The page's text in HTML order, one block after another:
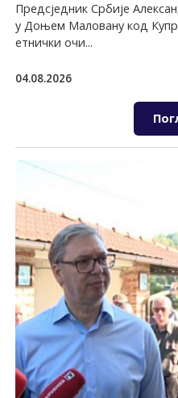
Предсједник Србије
у Доњем Маловану код
етнички очи...
04.08.2026